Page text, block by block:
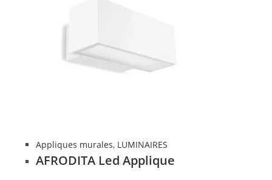
Appliques murales, LUMINAIRES
AFRODITA Led Applique